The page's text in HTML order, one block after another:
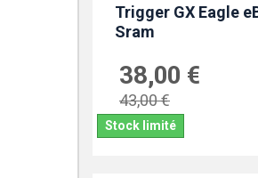
Trigger GX Eagle
Sram
38,00 €
43,00 €
Stock limité